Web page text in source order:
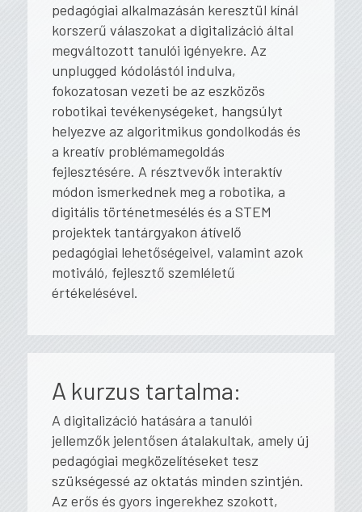
pedagógiai alkalmazásán keresztül kínál
korszerű válaszokat a digitalizáció által
megváltozott tanulói igényekre. Az
unplugged kódolástól indulva,
fokozatosan vezeti be az eszközös
robotikai tevékenységeket, hangsúlyt
helyezve az algoritmikus gondolkodás és
a kreatív problémamegoldás
fejlesztésére. A résztvevők interaktív
módon ismerkednek meg a robotika, a
digitális történetmesélés és a STEM
projektek tantárgyakon átívelő
pedagógiai lehetőségeivel, valamint azok
motiváló, fejlesztő szemléletű
értékelésével.
A kurzus tartalma:
A digitalizáció hatására a tanulói
jellemzők jelentősen átalakultak, amely új
pedagógiai megközelítéseket tesz
szükségessé az oktatás minden szintjén.
Az erős és gyors ingerekhez szokott,